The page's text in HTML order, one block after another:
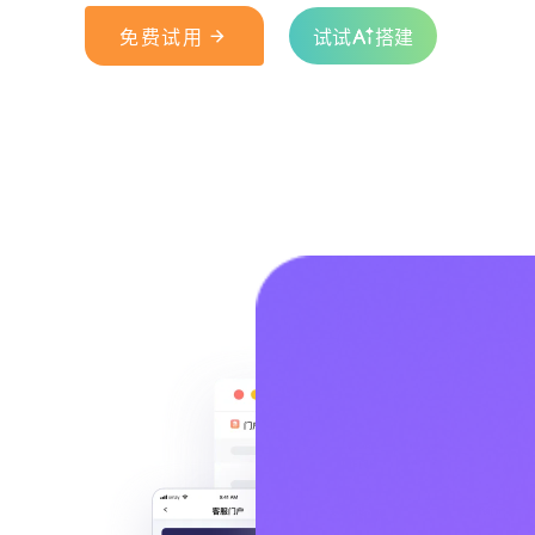
免费试用  试试 搭建